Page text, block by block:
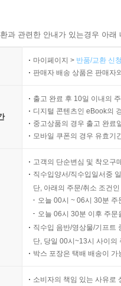
과 관련한 안내가 있는경우 아
마이페이지 > 반품/교환 신
판매자 배송 상품은 판매자
출고 완료 후 10일 이내의
디지털 콘텐츠인 eBook의
중고상품의 경우 출고 완료
모바일 쿠폰의 경우 유효기
고객의 단순변심 및 착오구
직수입양서/직수입일서중
단, 아래의 주문/취소 조건
오늘 00시 ~ 06시 30분
오늘 06시 30분 이후 주
직수입 음반/영상물/기프트
단, 당일 00시~13시 사이의
박스 포장은 택배 배송이
소비자의 책임 있는 사유로